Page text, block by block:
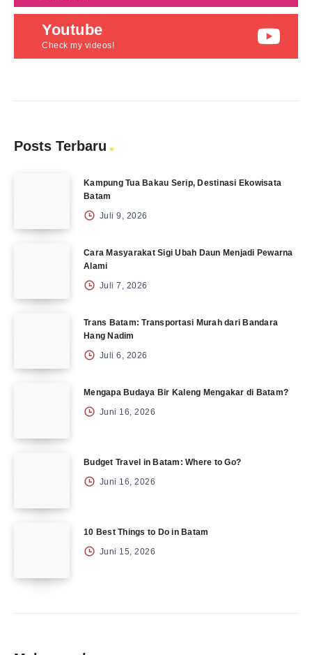
Youtube
Check my videos!
Posts Terbaru
Kampung Tua Bakau Serip, Destinasi Ekowisata
Batam
Juli 9, 2026
Cara Masyarakat Sigi Ubah Daun Menjadi Pewarna
Alami
Juli 7, 2026
Trans Batam: Transportasi Murah dari Bandara
Hang Nadim
Juli 6, 2026
Mengapa Budaya Bir Kaleng Mengakar di Batam?
Juni 16, 2026
Budget Travel in Batam: Where to Go?
Juni 16, 2026
10 Best Things to Do in Batam
Juni 15, 2026